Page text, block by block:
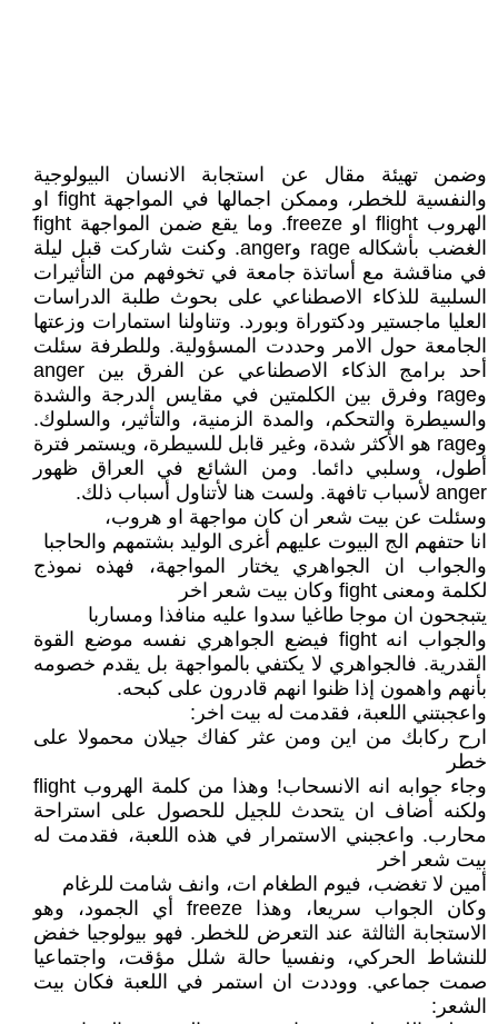
وضمن تهيئة مقال عن استجابة الانسان البيولوجية
والنفسية للخطر، وممكن اجمالها في المواجهة fight او
الهروب flight او freeze. وما يقع ضمن المواجهة fight
الغضب بأشكاله rage وanger. وكنت شاركت قبل ليلة
في مناقشة مع أساتذة جامعة في تخوفهم من التأثيرات
السلبية للذكاء الاصطناعي على بحوث طلبة الدراسات
العليا ماجستير ودكتوراة وبورد. وتناولنا استمارات وزعتها
الجامعة حول الامر وحددت المسؤولية. وللطرفة سئلت
أحد برامج الذكاء الاصطناعي عن الفرق بين anger
وrage وفرق بين الكلمتين في مقايس الدرجة والشدة
والسيطرة والتحكم، والمدة الزمنية، والتأثير، والسلوك.
وrage هو الأكثر شدة، وغير قابل للسيطرة، ويستمر فترة
أطول، وسلبي دائما. ومن الشائع في العراق ظهور
anger لأسباب تافهة. ولست هنا لأتناول أسباب ذلك.
وسئلت عن بيت شعر ان كان مواجهة او هروب،
انا حتفهم الج البيوت عليهم أغرى الوليد بشتمهم والحاجبا
والجواب ان الجواهري يختار المواجهة، فهذه نموذج
لكلمة ومعنى fight وكان بيت شعر اخر
يتبجحون ان موجا طاغيا سدوا عليه منافذا ومساربا
والجواب انه fight فيضع الجواهري نفسه موضع القوة
القدرية. فالجواهري لا يكتفي بالمواجهة بل يقدم خصومه
بأنهم واهمون إذا ظنوا انهم قادرون على كبحه.
واعجبتني اللعبة، فقدمت له بيت اخر:
ارح ركابك من اين ومن عثر كفاك جيلان محمولا على
خطر
وجاء جوابه انه الانسحاب! وهذا من كلمة الهروب flight
ولكنه أضاف ان يتحدث للجيل للحصول على استراحة
محارب. واعجبني الاستمرار في هذه اللعبة، فقدمت له
بيت شعر اخر
أمين لا تغضب، فيوم الطغام ات، وانف شامت للرغام
وكان الجواب سريعا، وهذا freeze أي الجمود، وهو
الاستجابة الثالثة عند التعرض للخطر. فهو بيولوجيا خفض
للنشاط الحركي، ونفسيا حالة شلل مؤقت، واجتماعيا
صمت جماعي. ووددت ان استمر في اللعبة فكان بيت
الشعر: